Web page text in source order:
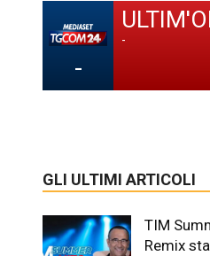
-
-
GLI ULTIMI ARTICOLI
TIM
Remix